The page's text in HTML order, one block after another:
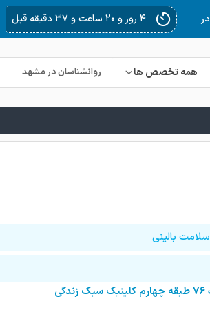
۴ روز و ۲۲ ساعت و ۲۰ دقیقه قبل
همه تخصص ها
بالینی